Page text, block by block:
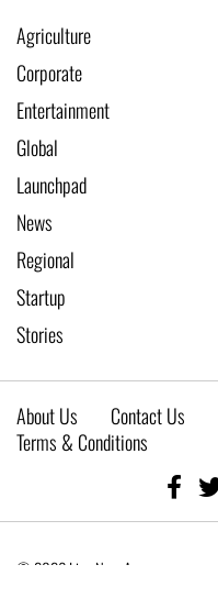
Agriculture
Corporate
Entertainment
Global
Launchpad
News
Regional
Startup
Stories
About Us Contact Us
Terms & Conditions
© 2026 Live New Age